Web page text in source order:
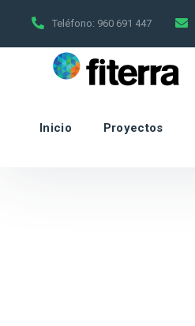
Teléfono: 960 691 447
Inicio Proyectos